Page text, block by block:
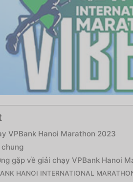
VPBank Hanoi Marathon 2023
gặp về giải chạy VPBank Hanoi
HANOI INTERNATIONAL